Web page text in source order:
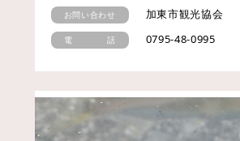
お問い合わせ 加東市観光協会
電 話 0795-48-0995